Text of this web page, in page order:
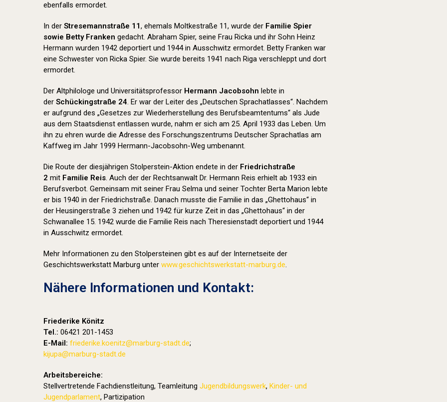
ebenfalls ermordet.
In der Stresemannstraße 11, ehemals Moltkestraße 11, wurde der Familie Spier
sowie Betty Franken gedacht. Abraham Spier, seine Frau Ricka und ihr Sohn Heinz
Hermann wurden 1942 deportiert und 1944 in Ausschwitz ermordet. Betty Franken war
eine Schwester von Ricka Spier. Sie wurde bereits 1941 nach Riga verschleppt und dort
ermordet.
Der Altphilologe und Universitätsprofessor Hermann Jacobsohn lebte in
der Schückingstraße 24. Er war der Leiter des „Deutschen Sprachatlasses“. Nachdem
er aufgrund des „Gesetzes zur Wiederherstellung des Berufsbeamtentums“ als Jude
aus dem Staatsdienst entlassen wurde, nahm er sich am 25. April 1933 das Leben. Um
ihn zu ehren wurde die Adresse des Forschungszentrums Deutscher Sprachatlas am
Kaffweg im Jahr 1999 Hermann-Jacobsohn-Weg umbenannt.
Die Route der diesjährigen Stolperstein-Aktion endete in der Friedrichstraße
2 mit Familie Reis. Auch der der Rechtsanwalt Dr. Hermann Reis erhielt ab 1933 ein
Berufsverbot. Gemeinsam mit seiner Frau Selma und seiner Tochter Berta Marion lebte
er bis 1940 in der Friedrichstraße. Danach musste die Familie in das „Ghettohaus“ in
der Heusingerstraße 3 ziehen und 1942 für kurze Zeit in das „Ghettohaus“ in der
Schwanallee 15. 1942 wurde die Familie Reis nach Theresienstadt deportiert und 1944
in Ausschwitz ermordet.
Mehr Informationen zu den Stolpersteinen gibt es auf der Internetseite der
Geschichtswerkstatt Marburg unter www.geschichtswerkstatt-marburg.de.
Nähere Informationen und Kontakt:
Friederike Könitz
Tel.: 06421 201-1453
E-Mail: friederike.koenitz@marburg-stadt.de;
kijupa@marburg-stadt.de
Arbeitsbereiche:
Stellvertretende Fachdienstleitung, Teamleitung Jugendbildungswerk, Kinder- und
Jugendparlament, Partizipation